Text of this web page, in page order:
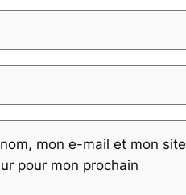
mon e-mail et mon site
pour mon prochain